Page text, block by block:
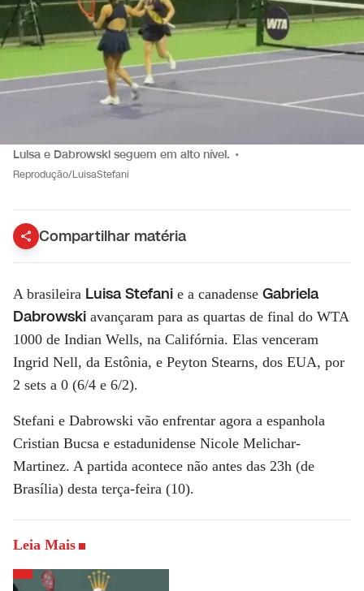
Luisa e Dabrowski seguem em alto nível. •
Reprodução/LuisaStefani
Compartilhar matéria
A brasileira Luisa Stefani e a canadense Gabriela
Dabrowski avançaram para as quartas de final do WTA
1000 de Indian Wells, na Califórnia. Elas venceram
Ingrid Nell, da Estônia, e Peyton Stearns, dos EUA, por
2 sets a 0 (6/4 e 6/2).
Stefani e Dabrowski vão enfrentar agora a espanhola
Cristian Bucsa e estadunidense Nicole Melichar-
Martinez. A partida acontece não antes das 23h (de
Brasília) desta terça-feira (10).
Leia Mais